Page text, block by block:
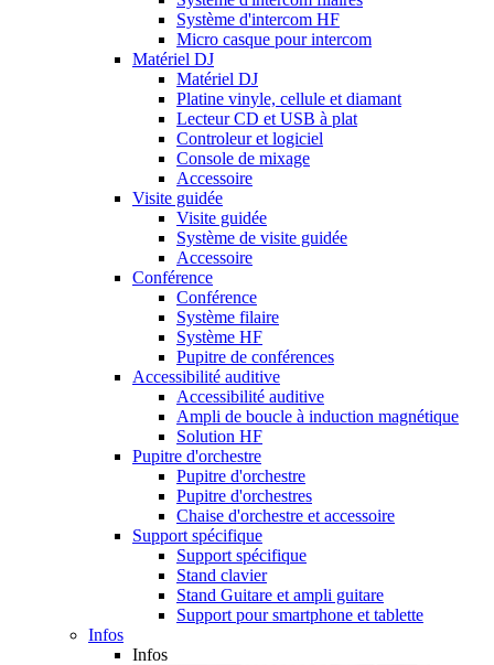
Système d'intercom HF
Micro casque pour intercom
Matériel DJ
Matériel DJ
Platine vinyle, cellule et diamant
Lecteur CD et USB à plat
Controleur et logiciel
Console de mixage
Accessoire
Visite guidée
Visite guidée
Système de visite guidée
Accessoire
Conférence
Conférence
Système filaire
Système HF
Pupitre de conférences
Accessibilité auditive
Accessibilité auditive
Ampli de boucle à induction magnétique
Solution HF
Pupitre d'orchestre
Pupitre d'orchestre
Pupitre d'orchestres
Chaise d'orchestre et accessoire
Support spécifique
Support spécifique
Stand clavier
Stand Guitare et ampli guitare
Support pour smartphone et tablette
Infos
Infos